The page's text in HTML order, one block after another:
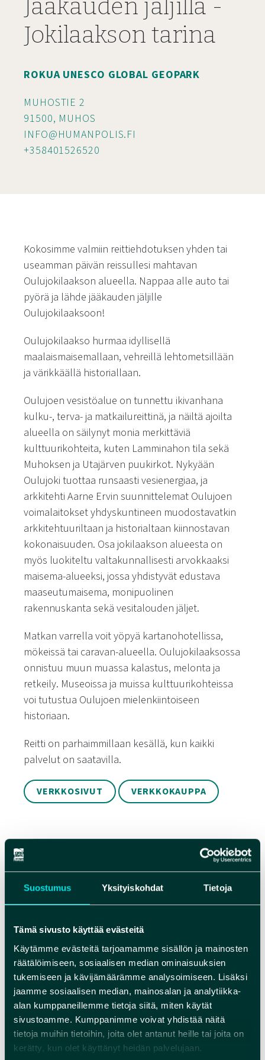
Suostumus Yksityiskohdat Tietoja
Tämä sivusto käyttää evästeitä
Käytämme evästeitä tarjoamamme sisällön ja mainosten
räätälöimiseen, sosiaalisen median ominaisuuksien
tukemiseen ja kävijämäärämme analysoimiseen. Lisäksi
jaamme sosiaalisen median, mainosalan ja analytiikka-
alan kumppaneillemme tietoja siitä, miten käytät
sivustoamme. Kumppanimme voivat yhdistää näitä
tietoja muihin tietoihin, joita olet antanut heille tai joita on
kerätty, kun olet käyttänyt heidän palvelujaan.
Jääkauden jäljillä -
Jokilaakson tarina
ROKUA UNESCO GLOBAL GEOPARK
MUHOSTIE 2
91500, MUHOS
INFO@HUMANPOLIS.FI
+358401526520
Kokosimme valmiin reittiehdotuksen yhden tai
useamman päivän reissullesi mahtavan
Oulujokilaakson alueella. Nappaa alle auto tai
pyörä ja lähde jääkauden jäljille
Oulujokilaaksoon!
Oulujokilaakso hurmaa idyllisellä
maalaismaisemallaan, vehreillä lehtometsillään
ja värikkäällä historiallaan.
Oulujoen vesistöalue on tunnettu ikivanhana
kulku-, terva- ja matkailureittinä, ja näiltä ajoilta
alueella on säilynyt monia merkittäviä
kulttuurikohteita, kuten Lamminahon tila sekä
Muhoksen ja Utajärven puukirkot. Nykyään
Oulujoki tuottaa runsaasti vesienergiaa, ja
arkkitehti Aarne Ervin suunnittelemat Oulujoen
voimalaitokset yhdyskuntineen muodostavatkin
arkkitehtuuriltaan ja historialtaan kiinnostavan
kokonaisuuden. Osa jokilaakson alueesta on
myös luokiteltu valtakunnallisesti arvokkaaksi
maisema-alueeksi, jossa yhdistyvät edustava
maaseutumaisema, monipuolinen
rakennuskanta sekä vesitalouden jäljet.
Matkan varrella voit yöpyä kartanohotellissa,
mökeissä tai caravan-alueella. Oulujokilaaksossa
onnistuu muun muassa kalastus, melonta ja
retkeily. Museoissa ja muissa kulttuurikohteissa
voi tutustua Oulujoen mielenkiintoiseen
historiaan.
Reitti on parhaimmillaan kesällä, kun kaikki
palvelut on saatavilla.
VERKKOSIVUT VERKKOKAUPPA